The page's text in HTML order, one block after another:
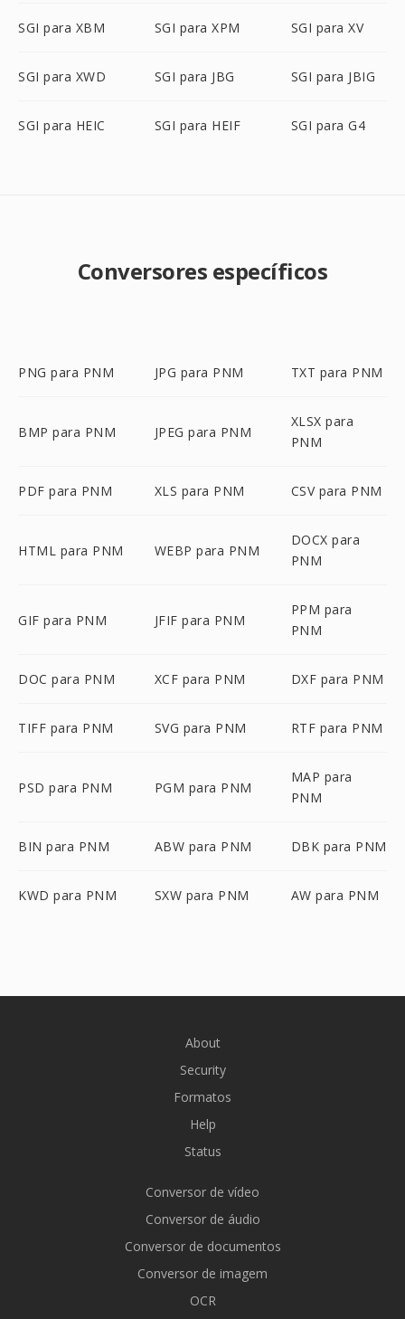
SGI para XBM SGI para XPM SGI para XV
SGI para XWD SGI para JBG SGI para JBIG
SGI para HEIC SGI para HEIF SGI para G4
Conversores específicos
PNG para PNM JPG para PNM TXT para PNM
BMP para PNM JPEG para PNM
XLSX para
PNM
PDF para PNM XLS para PNM CSV para PNM
HTML para PNM WEBP para PNM
DOCX para
PNM
GIF para PNM JFIF para PNM
PPM para
PNM
DOC para PNM XCF para PNM DXF para PNM
TIFF para PNM SVG para PNM RTF para PNM
PSD para PNM PGM para PNM
MAP para
PNM
BIN para PNM ABW para PNM DBK para PNM
KWD para PNM SXW para PNM AW para PNM
About
Security
Formatos
Help
Status
Conversor de vídeo
Conversor de áudio
Conversor de documentos
Conversor de imagem
OCR